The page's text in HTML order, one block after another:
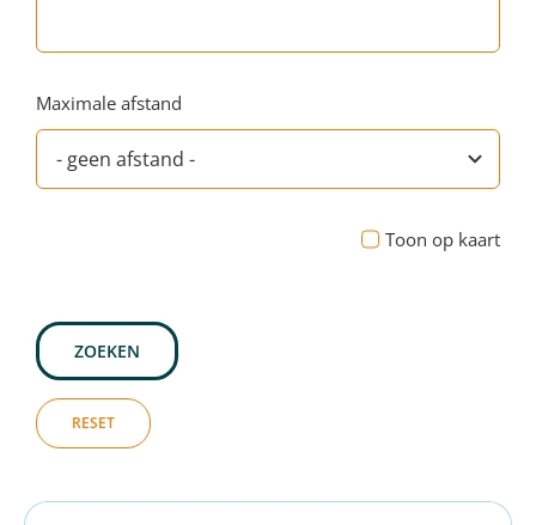
Maximale afstand
Toon op kaart
ZOEKEN
RESET